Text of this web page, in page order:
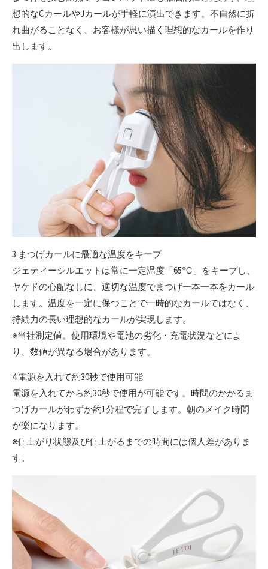
想的なCカールやJカールが手軽に演出できます。不自然に折
れ曲がることなく、お客様が思い描く理想的なカールを作り
出します。
3.まつげカールに最適な温度をキープ
ジェティーシルエットは常に一定温度「65℃」をキープし、
ヤケドの心配なしに、適切な温度でまつげ一本一本をカール
します。温度を一定に保つことで一時的なカールではなく、
持続力の長い理想的なカールが実現します。
※当社測定値。使用環境や電池の劣化・充電状況などによ
り、数値が異なる場合があります。
4.電源を入れて約30秒で使用可能
電源を入れてから約30秒で使用が可能です。時間のかかるま
つげカールがわずか約1分程で完了します。朝のメイク時間
が楽になります。
※仕上がり状態及び仕上がるまでの時間には個人差がありま
す。